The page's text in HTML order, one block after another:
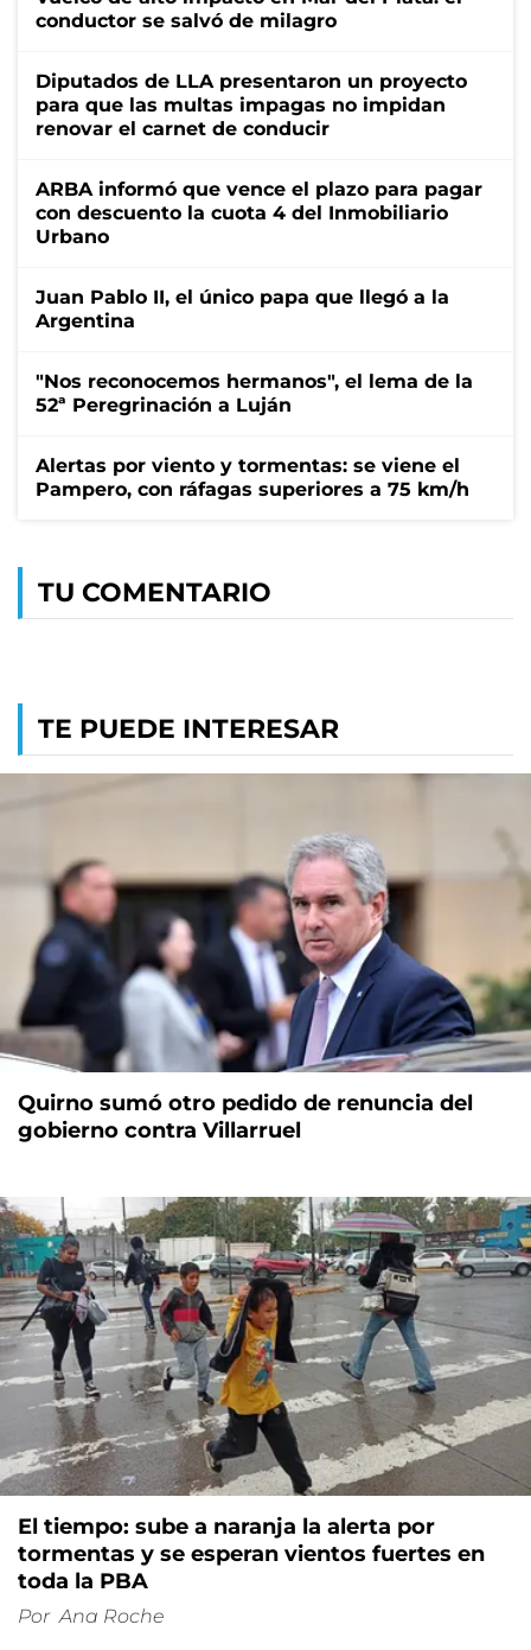
conductor se salvó de milagro
Diputados de LLA presentaron un proyecto
para que las multas impagas no impidan
renovar el carnet de conducir
ARBA informó que vence el plazo para pagar
con descuento la cuota 4 del Inmobiliario
Urbano
Juan Pablo II, el único papa que llegó a la
Argentina
"Nos reconocemos hermanos", el lema de la
52ª Peregrinación a Luján
Alertas por viento y tormentas: se viene el
Pampero, con ráfagas superiores a 75 km/h
TU COMENTARIO
TE PUEDE INTERESAR
Quirno sumó otro pedido de renuncia del
gobierno contra Villarruel
El tiempo: sube a naranja la alerta por
tormentas y se esperan vientos fuertes en
toda la PBA
Por Ana Roche